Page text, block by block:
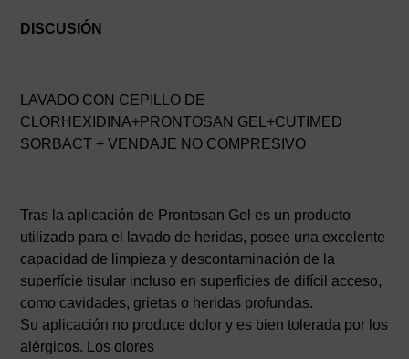
DISCUSIÓN
LAVADO CON CEPILLO DE
CLORHEXIDINA+PRONTOSAN GEL+CUTIMED
SORBACT + VENDAJE NO COMPRESIVO
Tras la aplicación de Prontosan Gel es un producto
utilizado para el lavado de heridas, posee una excelente
capacidad de limpieza y descontaminación de la
superfície tisular incluso en superficies de difícil acceso,
como cavidades, grietas o heridas profundas.
Su aplicación no produce dolor y es bien tolerada por los
alérgicos. Los olores